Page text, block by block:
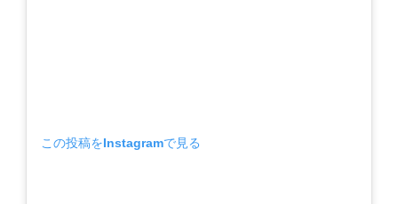
この投稿をInstagramで見る